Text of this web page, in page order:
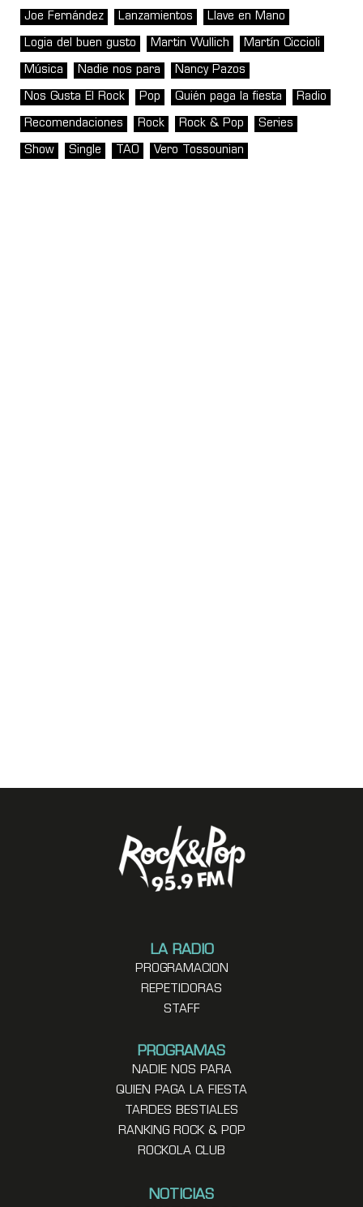
Joe Fernández Lanzamientos Llave en Mano
Logia del buen gusto Martin Wullich Martín Ciccioli
Música Nadie nos para Nancy Pazos
Nos Gusta El Rock Pop Quién paga la fiesta Radio
Recomendaciones Rock Rock & Pop Series
Show Single TAO Vero Tossounian
LA RADIO
PROGRAMACION
REPETIDORAS
STAFF
PROGRAMAS
NADIE NOS PARA
QUIEN PAGA LA FIESTA
TARDES BESTIALES
RANKING ROCK & POP
ROCKOLA CLUB
NOTICIAS